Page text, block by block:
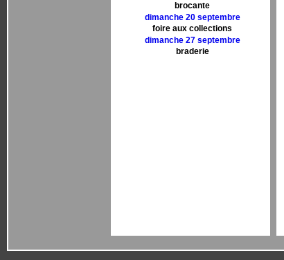
brocante
dimanche 20 septembre
foire aux collections
dimanche 27 septembre
braderie